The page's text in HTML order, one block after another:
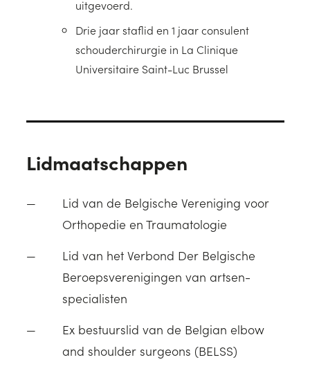
uitgevoerd.
Drie jaar staflid en 1 jaar consulent
schouderchirurgie in La Clinique
Universitaire Saint-Luc Brussel
Lidmaatschappen
Lid van de Belgische Vereniging voor
Orthopedie en Traumatologie
Lid van het Verbond Der Belgische
Beroepsverenigingen van artsen-
specialisten
Ex bestuurslid van de Belgian elbow
and shoulder surgeons (BELSS)